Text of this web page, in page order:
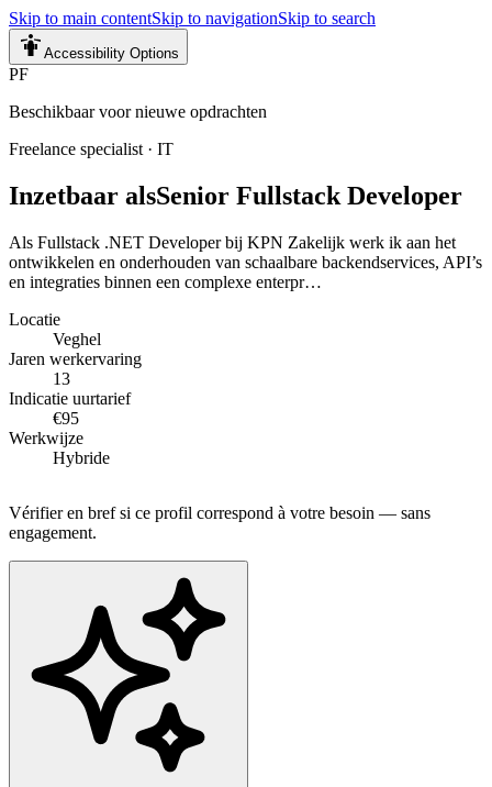
Skip to main contentSkip to navigationSkip to search
Accessibility Options
PF
Beschikbaar voor nieuwe opdrachten
Freelance specialist · IT
Inzetbaar alsSenior Fullstack Developer
Als Fullstack .NET Developer bij KPN Zakelijk werk ik aan het
ontwikkelen en onderhouden van schaalbare backendservices, API’s
en integraties binnen een complexe enterpr…
Locatie
Veghel
Jaren werkervaring
13
Indicatie uurtarief
€95
Werkwijze
Hybride
Vérifier en bref si ce profil correspond à votre besoin — sans
engagement.